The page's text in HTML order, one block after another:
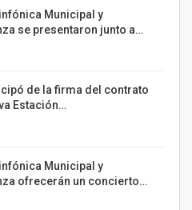
Municipal y
se presentaron junto a…
de la firma del contrato
Estación…
Municipal y
ofrecerán un concierto…